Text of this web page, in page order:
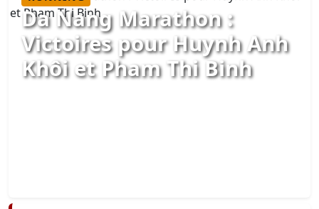
Da Nang Marathon :
Victoires pour Huynh Anh
Khôi et Pham Thi Binh